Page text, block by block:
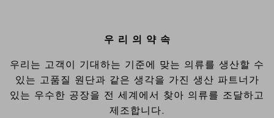
우 리 의 약 속
우리는 고객이 기대하는 기준에 맞는 의류를 생산할 수
있는 고품질 원단과 같은 생각을 가진 생산 파트너가
있는 우수한 공장을 전 세계에서 찾아 의류를 조달하고
제조합니다.